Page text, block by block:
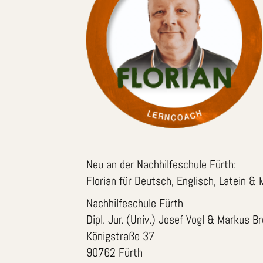
Neu an der Nachhilfeschule Fürth:
Florian für Deutsch, Englisch, Latein &
Nachhilfeschule Fürth
Dipl. Jur. (Univ.) Josef Vogl & Markus
Königstraße 37
90762 Fürth